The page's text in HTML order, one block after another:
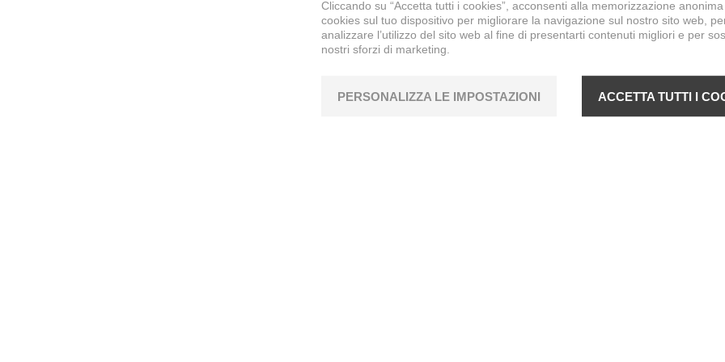
Cliccando su “Accetta tutti i cookies”, acconsenti alla memorizzazione
cookies sul tuo dispositivo per migliorare la navigazione sul nostro sito web,
analizzare l’utilizzo del sito web al fine di presentarti contenuti migliori e per
nostri sforzi di marketing.
PERSONALIZZA LE IMPOSTAZIONI ACCETTA TUTTI I